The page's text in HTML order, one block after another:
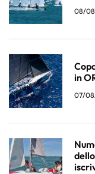
08/
in
07/